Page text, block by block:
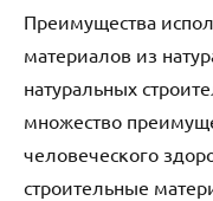
Преимущества
материалов из
натуральных
множество
человеческого
строительные